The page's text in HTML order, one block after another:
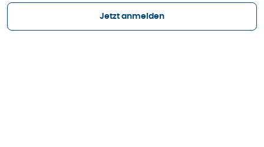
Jetzt anmelden